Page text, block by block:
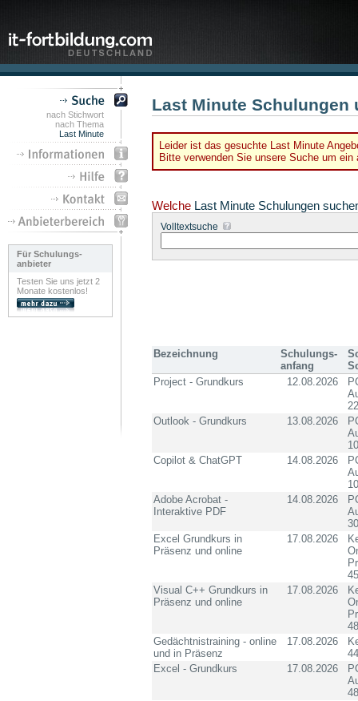
nach Stichwort
nach Thema
Last Minute
Für Schulungs-
anbieter
Testen Sie uns jetzt 2
Monate kostenlos!
Last Minute Schulungen
Leider ist das gesuchte Last Minute
Bitte verwenden Sie unsere Suche um
Welche Last Minute Schulungen
Volltextsuche
Bezeichnung
Schulungs-
anfang
Project - Grundkurs
12.08.2026
Outlook - Grundkurs
13.08.2026
Copilot & ChatGPT
14.08.2026
Adobe Acrobat -
Interaktive PDF
14.08.2026
Excel Grundkurs in
Präsenz und online
17.08.2026
Visual C++ Grundkurs in
Präsenz und online
17.08.2026
Gedächtnistraining - online
und in Präsenz
17.08.2026
Excel - Grundkurs
17.08.2026